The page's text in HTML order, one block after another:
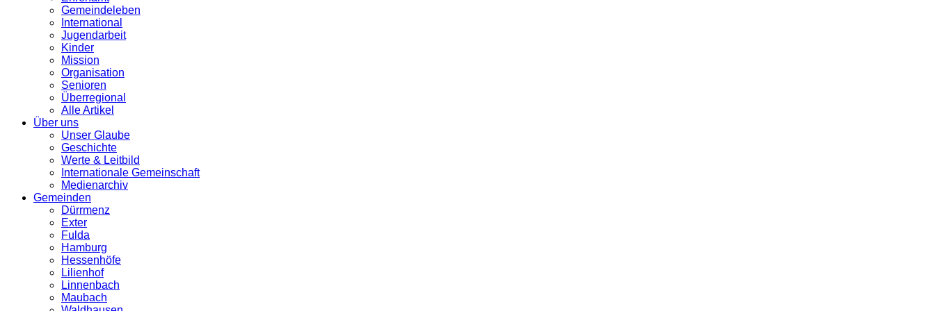
Gemeindeleben
International
Jugendarbeit
Kinder
Mission
Organisation
Senioren
Überregional
Alle Artikel
Über uns
Unser Glaube
Geschichte
Werte & Leitbild
Internationale Gemeinschaft
Medienarchiv
Gemeinden
Dürrmenz
Exter
Fulda
Hamburg
Hessenhöfe
Lilienhof
Linnenbach
Maubach